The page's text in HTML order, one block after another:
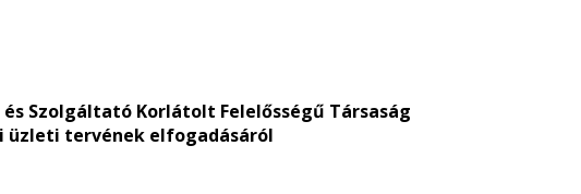
Szolgáltató Korlátolt Felelősségű Társaság
üzleti tervének elfogadásáról